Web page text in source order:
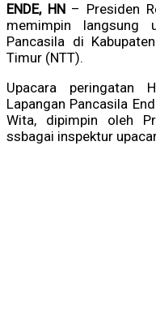
ENDE, HN– Presiden
memimpin langsung
Pancasila di
Timur (NTT).
Upacara peringatan
Lapangan Pancasila
Wita, dipimpin oleh
ssbagai inspektur